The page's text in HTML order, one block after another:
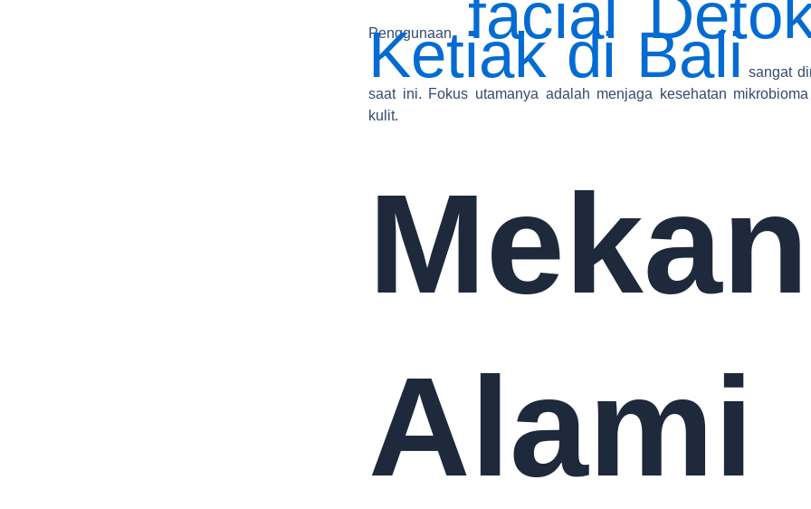
Penggunaan facial
Ketiak di Bali sangat
saat ini. Fokus utamanya adalah menjaga kesehatan
kulit.
Alami